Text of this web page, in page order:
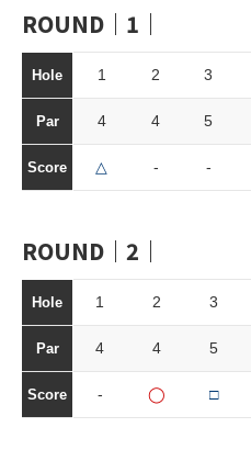
ROUND｜1｜
Hole 1 2 3
Par 4 4 5
Score △ - -
ROUND｜2｜
Hole 1 2 3
Par 4 4 5
Score - ◯ □